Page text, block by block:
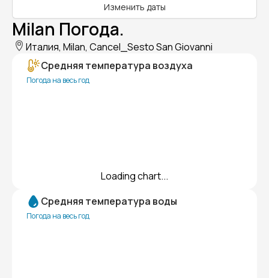
Изменить даты
Milan Погода.
Италия, Milan, Cancel_Sesto San Giovanni
Средняя температура воздуха
Погода на весь год
Loading chart...
Средняя температура воды
Погода на весь год